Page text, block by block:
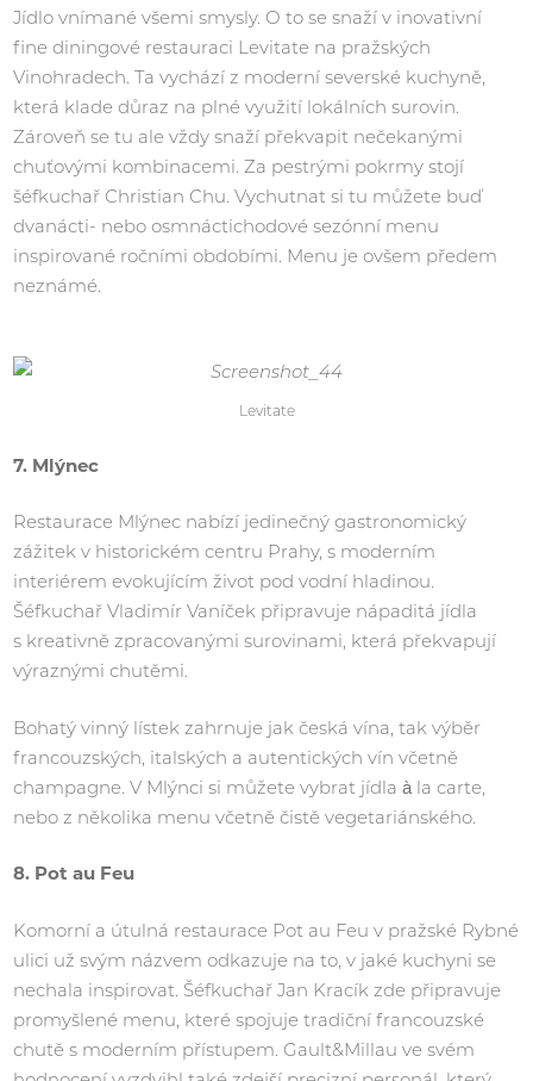
Jídlo vnímané všemi smysly. O to se snaží v inovativní
fine diningové restauraci Levitate na pražských
Vinohradech. Ta vychází z moderní severské kuchyně,
která klade důraz na plné využití lokálních surovin.
Zároveň se tu ale vždy snaží překvapit nečekanými
chuťovými kombinacemi. Za pestrými pokrmy stojí
šéfkuchař Christian Chu. Vychutnat si tu můžete buď
dvanácti- nebo osmnáctichodové sezónní menu
inspirované ročními obdobími. Menu je ovšem předem
neznámé.
Levitate
7. Mlýnec
Restaurace Mlýnec nabízí jedinečný gastronomický
zážitek v historickém centru Prahy, s moderním
interiérem evokujícím život pod vodní hladinou.
Šéfkuchař Vladimír Vaníček připravuje nápaditá jídla
s kreativně zpracovanými surovinami, která překvapují
výraznými chutěmi.
Bohatý vinný lístek zahrnuje jak česká vína, tak výběr
francouzských, italských a autentických vín včetně
champagne. V Mlýnci si můžete vybrat jídla à la carte,
nebo z několika menu včetně čistě vegetariánského.
8. Pot au Feu
Komorní a útulná restaurace Pot au Feu v pražské Rybné
ulici už svým názvem odkazuje na to, v jaké kuchyni se
nechala inspirovat. Šéfkuchař Jan Kracík zde připravuje
promyšlené menu, které spojuje tradiční francouzské
chutě s moderním přístupem. Gault&Millau ve svém